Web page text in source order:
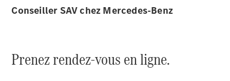
Sprinter
Conseiller SAV chez Mercedes-Benz
Prenez rendez-vous en ligne.